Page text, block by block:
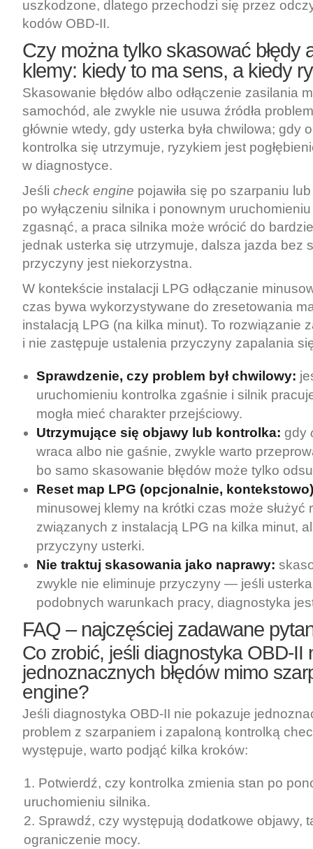
uszkodzone, dlatego przechodzi się przez
kodów OBD-II.
Czy można tylko skasować błędy
klemy: kiedy to ma sens, a kiedy
Skasowanie błędów albo odłączenie zasilania
samochód, ale zwykle nie usuwa źródła
głównie wtedy, gdy usterka była chwilowa; gdy
kontrolka się utrzymuje, ryzykiem jest
w diagnostyce.
Jeśli check engine pojawiła się po szarpaniu
po wyłączeniu silnika i ponownym
zgasnąć, a praca silnika może wrócić do
jednak usterka się utrzymuje, dalsza jazda bez
przyczyny jest niekorzystna.
W kontekście instalacji LPG odłączanie
czas bywa wykorzystywane do zresetowania
instalacją LPG (na kilka minut). To rozwiązanie
i nie zastępuje ustalenia przyczyny zapalania
Sprawdzenie, czy problem był chwilowy:
uruchomieniu kontrolka zgaśnie i silnik
mogła mieć charakter przejściowy.
Utrzymujące się objawy lub kontrolka: gdy
wraca albo nie gaśnie, zwykle warto
bo samo skasowanie błędów może tylko
Reset map LPG (opcjonalnie,
minusowej klemy na krótki czas może służyć
związanych z instalacją LPG na kilka minut,
przyczyny usterki.
Nie traktuj skasowania jako naprawy:
zwykle nie eliminuje przyczyny — jeśli
podobnych warunkach pracy, diagnostyka
FAQ – najczęściej zadawane
Co zrobić, jeśli diagnostyka OBD-II
jednoznacznych błędów mimo
engine?
Jeśli diagnostyka OBD-II nie pokazuje
problem z szarpaniem i zapaloną kontrolką
występuje, warto podjąć kilka kroków:
Potwierdź, czy kontrolka zmienia stan po
uruchomieniu silnika.
Sprawdź, czy występują dodatkowe objawy,
ograniczenie mocy.